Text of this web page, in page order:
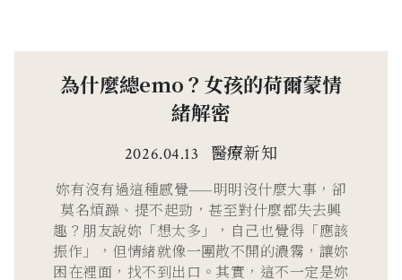
為什麼總emo？女孩的荷爾蒙情
緒解密
2026.04.13 醫療新知
妳有沒有過這種感覺——明明沒什麼大事，卻
莫名煩躁、提不起勁，甚至對什麼都失去興
趣？朋友說妳「想太多」，自己也覺得「應該
振作」，但情緒就像一團散不開的濃霧，讓妳
困在裡面，找不到出口。其實，這不一定是妳